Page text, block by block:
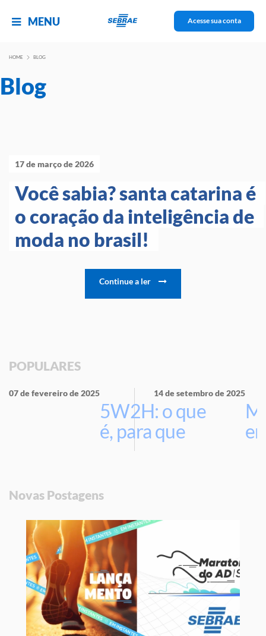
MENU Acesse sua conta
HOME BLOG
Blog
17 de março de 2026
Você sabia? santa catarina é
o coração da inteligência de
moda no brasil!
Continue a ler
POPULARES
07 de fevereiro de 2025
5W2H: o que
é, para que
serve e por
sua empresa
14 de setembro de 2025
Novas Postagens